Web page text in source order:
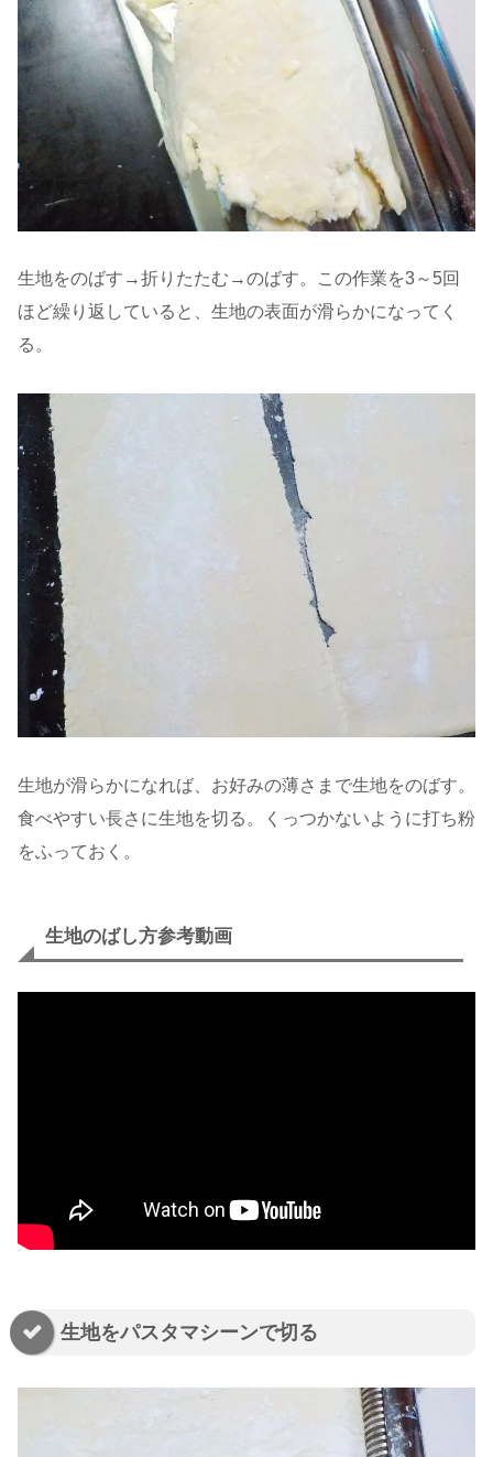
生地をのばす→折りたたむ→のばす。この作業を3～5回
ほど繰り返していると、生地の表面が滑らかになってく
る。
生地が滑らかになれば、お好みの薄さまで生地をのばす。
食べやすい長さに生地を切る。くっつかないように打ち粉
をふっておく。
生地のばし方参考動画
生地をパスタマシーンで切る